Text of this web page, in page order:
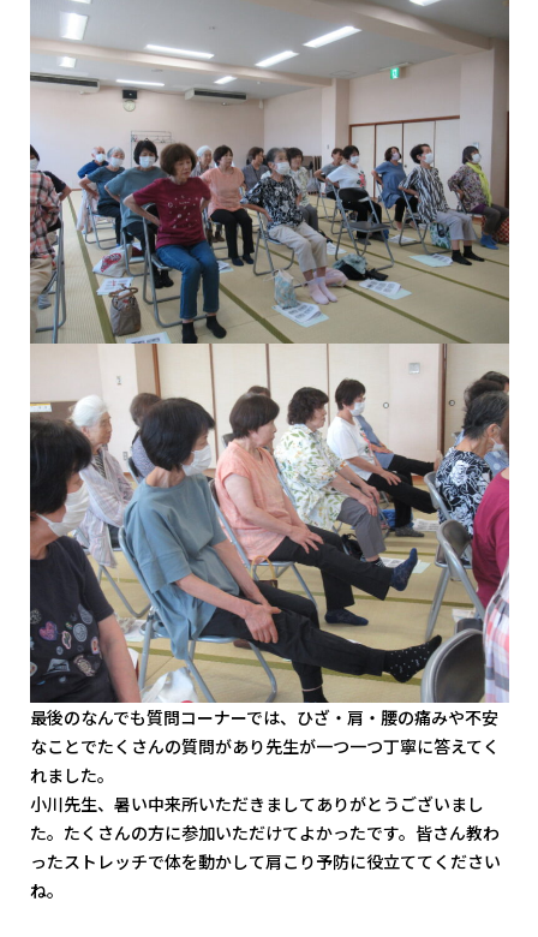
最後のなんでも質問コーナーでは、ひざ・肩・腰の痛みや不安
なことでたくさんの質問があり先生が一つ一つ丁寧に答えてく
れました。
小川先生、暑い中来所いただきましてありがとうございまし
た。たくさんの方に参加いただけてよかったです。皆さん教わ
ったストレッチで体を動かして肩こり予防に役立ててください
ね。